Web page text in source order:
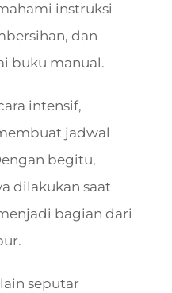
instruksi
dan
buku manual.
intensif,
jadwal
begitu,
dilakukan saat
bagian dari
seputar